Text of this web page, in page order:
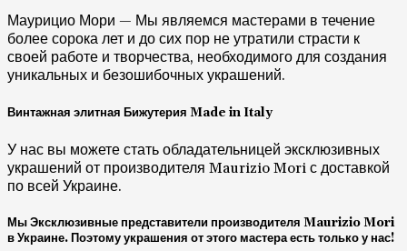
Маурицио Мори — Мы являемся мастерами в течение
более сорока лет и до сих пор не утратили страсти к
своей работе и творчества, необходимого для создания
уникальных и безошибочных украшений.
Винтажная элитная Бижутерия Made in Italy
У нас вы можете стать обладательницей эксклюзивных
украшений от производителя Maurizio Mori с доставкой
по всей Украине.
Мы Эксклюзивные представители производителя Maurizio Mori
в Украине. Поэтому украшения от этого мастера есть только у нас!